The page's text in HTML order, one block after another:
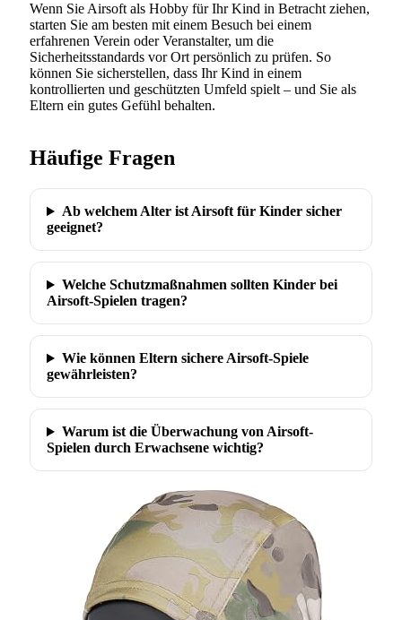
Wenn Sie Airsoft als Hobby für Ihr Kind in Betracht ziehen,
starten Sie am besten mit einem Besuch bei einem
erfahrenen Verein oder Veranstalter, um die
Sicherheitsstandards vor Ort persönlich zu prüfen. So
können Sie sicherstellen, dass Ihr Kind in einem
kontrollierten und geschützten Umfeld spielt – und Sie als
Eltern ein gutes Gefühl behalten.
Häufige Fragen
Ab welchem Alter ist Airsoft für Kinder sicher
geeignet?
Welche Schutzmaßnahmen sollten Kinder bei
Airsoft-Spielen tragen?
Wie können Eltern sichere Airsoft-Spiele
gewährleisten?
Warum ist die Überwachung von Airsoft-
Spielen durch Erwachsene wichtig?